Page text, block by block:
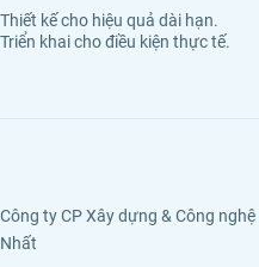
Thiết kế cho hiệu quả dài hạn.
Triển khai cho điều kiện thực tế.
Công ty CP Xây dựng & Công
Nhất